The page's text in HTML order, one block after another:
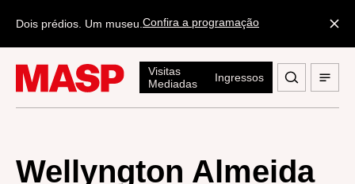
Dois prédios. Um museu. Confira a programação
Visitas
Mediadas
Ingressos
Wellyngton Almeida